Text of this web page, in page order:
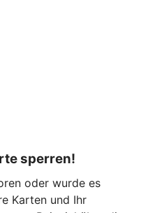
sperren!
oder wurde es
Karten und Ihr